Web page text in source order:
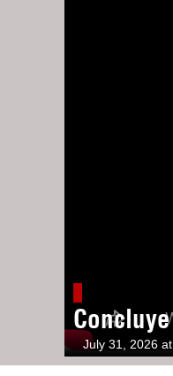
July 31, 2026